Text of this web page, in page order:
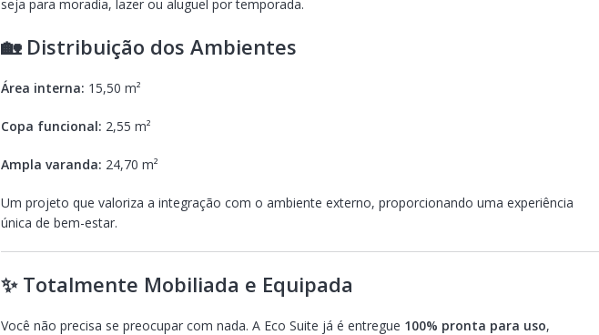
seja para moradia, lazer ou aluguel por temporada.
🏡 Distribuição dos Ambientes
Área interna: 15,50 m²
Copa funcional: 2,55 m²
Ampla varanda: 24,70 m²
Um projeto que valoriza a integração com o ambiente externo, proporcionando uma experiência
única de bem-estar.
✨ Totalmente Mobiliada e Equipada
Você não precisa se preocupar com nada. A Eco Suite já é entregue 100% pronta para uso,